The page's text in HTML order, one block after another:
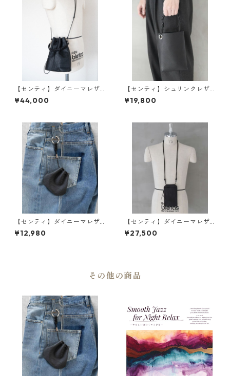
【センティ】ダイニーマレザ
ードローストリング2WAYバッ
グ | バッグ・軽量・コンパクト
¥44,000
【センティ】シュリンクレザ
ー チェーンハンドルミニバッ
グ | バッグ・軽量・コンパクト
¥19,800
【センティ】ダイニーマレザ
ー 巾着キーリング | キーケー
ス・軽量・コンパクト | SENTI
¥12,980
【センティ】ダイニーマレザ
ー トラベルショルダーバッグ |
旅行・出張・軽量 | SENTI | [IN
¥27,500
その他の商品